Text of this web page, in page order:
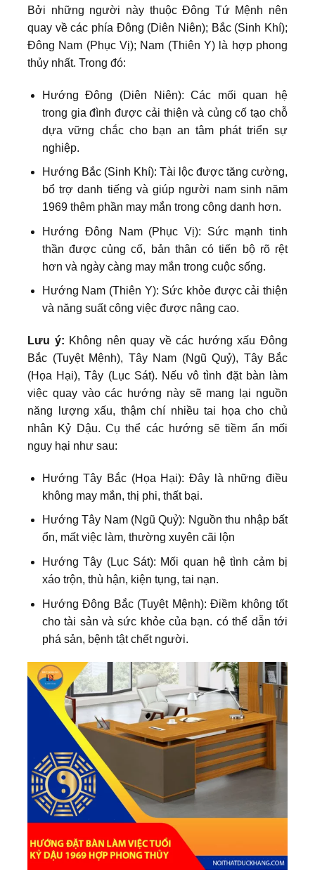
Bởi những người này thuộc Đông Tứ Mệnh nên
quay về các phía Đông (Diên Niên); Bắc (Sinh Khí);
Đông Nam (Phục Vị); Nam (Thiên Y) là hợp phong
thủy nhất. Trong đó:
Hướng Đông (Diên Niên): Các mối quan hệ
trong gia đình được cải thiện và củng cố tạo chỗ
dựa vững chắc cho bạn an tâm phát triển sự
nghiệp.
Hướng Bắc (Sinh Khí): Tài lộc được tăng cường,
bổ trợ danh tiếng và giúp người nam sinh năm
1969 thêm phần may mắn trong công danh hơn.
Hướng Đông Nam (Phục Vị): Sức mạnh tinh
thần được củng cố, bản thân có tiến bộ rõ rệt
hơn và ngày càng may mắn trong cuộc sống.
Hướng Nam (Thiên Y): Sức khỏe được cải thiện
và năng suất công việc được nâng cao.
Lưu ý: Không nên quay về các hướng xấu Đông
Bắc (Tuyệt Mệnh), Tây Nam (Ngũ Quỷ), Tây Bắc
(Họa Hại), Tây (Lục Sát). Nếu vô tình đặt bàn làm
việc quay vào các hướng này sẽ mang lại nguồn
năng lượng xấu, thậm chí nhiều tai họa cho chủ
nhân Kỷ Dậu. Cụ thể các hướng sẽ tiềm ẩn mối
nguy hại như sau:
Hướng Tây Bắc (Họa Hại): Đây là những điều
không may mắn, thị phi, thất bại.
Hướng Tây Nam (Ngũ Quỷ): Nguồn thu nhập bất
ổn, mất việc làm, thường xuyên cãi lộn
Hướng Tây (Lục Sát): Mối quan hệ tình cảm bị
xáo trộn, thù hận, kiện tụng, tai nạn.
Hướng Đông Bắc (Tuyệt Mệnh): Điềm không tốt
cho tài sản và sức khỏe của bạn. có thể dẫn tới
phá sản, bệnh tật chết người.